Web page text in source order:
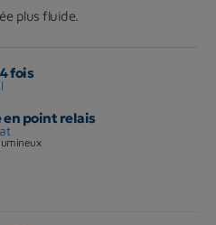
plus fluide.
fois
point relais